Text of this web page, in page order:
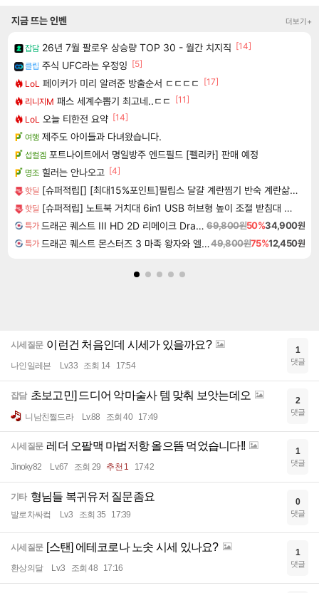
지금 뜨는 인벤 더보기+
잡담 26년 7월 팔로우 상승량 TOP 30 - 월간 치지직 [14]
클립 주식 UFC라는 우정잉 [5]
LoL 페이커가 미리 알려준 방출순서 ㄷㄷㄷㄷ
[17]
리니지M 패스 세계수뽑기 최고네..ㄷㄷ
[11]
LoL 오늘 티한전 요약 [14]
여행 제주도 아이들과 다녀왔습니다.
섭컬겜 포트나이트에서 명일방주 엔드필드 [펠리카] 판매 예정
명조 힐러는 안나오고 [4]
핫딜 [슈퍼적립[] [최대15%포인트]필립스 달걀 계란찜기 반숙 계란삶는기계 에그쿠커 멀티쿠커 호빵 고구마찜기 3000시리즈 HD9137/90
핫딜 [슈퍼적립] 노트북 거치대 6in1 USB 허브형 높이 조절 받침대 스탠드 LD204H
특가 드래곤 퀘스트 III HD 2D 리메이크 Dragon Quest III HD 2D Remake 69,800원50%34,900원
특가 드래곤 퀘스트 몬스터즈 3 마족 왕자와 엘프의 여행 Dragon Quest Monsters The Dark Prince49,800원75%12,450원
시세질문 이런건 처음인데 시세가 있을까요?
나인일레븐 Lv.33 조회 14 17:54
1
댓글
잡담 초보고민] 드디어 악마술사 템 맞춰 보앗는데오
니남친쩔드라 Lv.88 조회 40 17:49
2
댓글
시세질문 레더 오팔맥 마법저항 올으뜸 먹었습니다!!
Jinoky82 Lv.67 조회 29 추천 1 17:42
1
댓글
기타 형님들 복귀유저 질문좀요
발로차싸컼 Lv.3 조회 35 17:39
0
댓글
시세질문 [스탠] 에테코로나 노솟 시세 있나요?
환상의달 Lv.3 조회 48 17:16
1
댓글